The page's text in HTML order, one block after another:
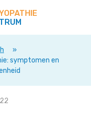
»
symptomen en